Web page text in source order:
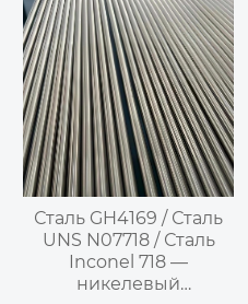
Сталь GH4169 / Сталь
UNS N07718 / Сталь
Inconel 718 —
никелевый